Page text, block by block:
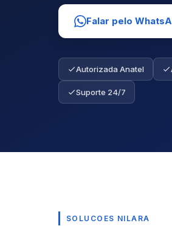
Falar pelo
Autorizada Anatel
Suporte 24/7
SOLUCOES NILARA